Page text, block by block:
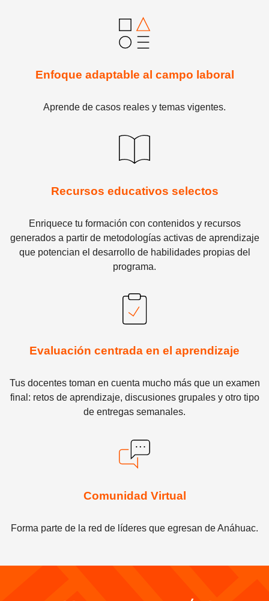
Enfoque adaptable al campo laboral
Aprende de casos reales y temas vigentes.
Recursos educativos selectos
Enriquece tu formación con contenidos y recursos
generados a partir de metodologías activas de aprendizaje
que potencian el desarrollo de habilidades propias del
programa.
Evaluación centrada en el aprendizaje
Tus docentes toman en cuenta mucho más que un examen
final: retos de aprendizaje, discusiones grupales y otro tipo
de entregas semanales.
Comunidad Virtual
Forma parte de la red de líderes que egresan de Anáhuac.